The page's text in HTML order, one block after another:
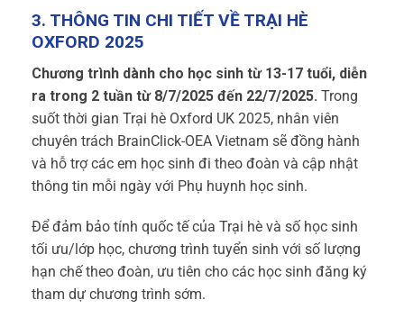
3. THÔNG TIN CHI TIẾT VỀ TRẠI HÈ
OXFORD 2025
Chương trình dành cho học sinh từ 13-17 tuổi, diễn
ra trong 2 tuần từ 8/7/2025 đến 22/7/2025. Trong
suốt thời gian Trại hè Oxford UK 2025, nhân viên
chuyên trách BrainClick-OEA Vietnam sẽ đồng hành
và hỗ trợ các em học sinh đi theo đoàn và cập nhật
thông tin mỗi ngày với Phụ huynh học sinh.
Để đảm bảo tính quốc tế của Trại hè và số học sinh
tối ưu/lớp học, chương trình tuyển sinh với số lượng
hạn chế theo đoàn, ưu tiên cho các học sinh đăng ký
tham dự chương trình sớm.